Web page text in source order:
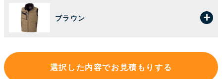
ブラウン
選択した内容でお見積もりする